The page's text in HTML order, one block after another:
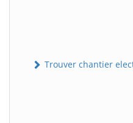
Trouver chantier